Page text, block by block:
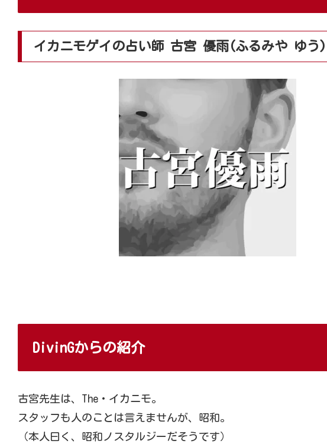
イカニモゲイの占い師 古宮 優雨(ふるみや ゆう)
DivinGからの紹介
古宮先生は、The・イカニモ。
スタッフも人のことは言えませんが、昭和。
（本人曰く、昭和ノスタルジーだそうです）